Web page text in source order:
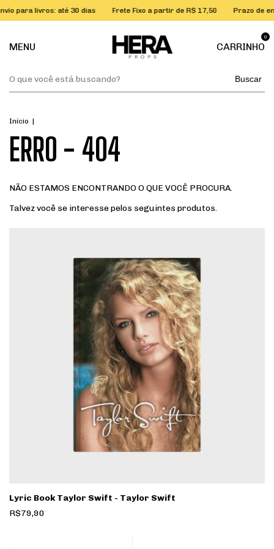
livros: até 30 dias Frete Fixo a partir de R$ 17,50 Prazo de envio
MENU CARRINHO
0
Buscar
Início |
ERRO - 404
NÃO ESTAMOS ENCONTRANDO O QUE VOCÊ PROCURA.
Talvez você se interesse pelos seguintes produtos.
Lyric Book Taylor Swift - Taylor Swift
R$79,90